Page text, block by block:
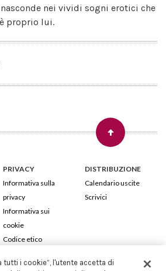
nei vividi sogni erotici che
proprio lui.
PRIVACY
Informativa sulla
privacy
Informativa sui
cookie
Codice etico
DISTRIBUZIONE
Calendario uscite
Scrivici
S.p.A. Viale Monte Nero, 84 - 20135 Milano
tutti i cookie”, l'utente accetta di